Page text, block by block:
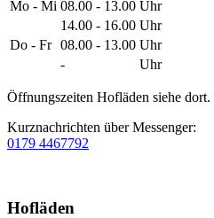
Mo - Mi 08.00 - 13.00 Uhr
14.00 - 16.00 Uhr
Do - Fr 08.00 - 13.00 Uhr
-
Uhr
Öffnungszeiten Hofläden siehe dort.
Kurznachrichten über Messenger:
0179 4467792
Hofläden